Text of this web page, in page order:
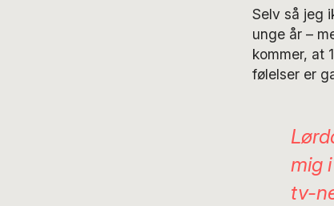
Selv så jeg
unge år –
kommer, at
følelser er
mig
tv-